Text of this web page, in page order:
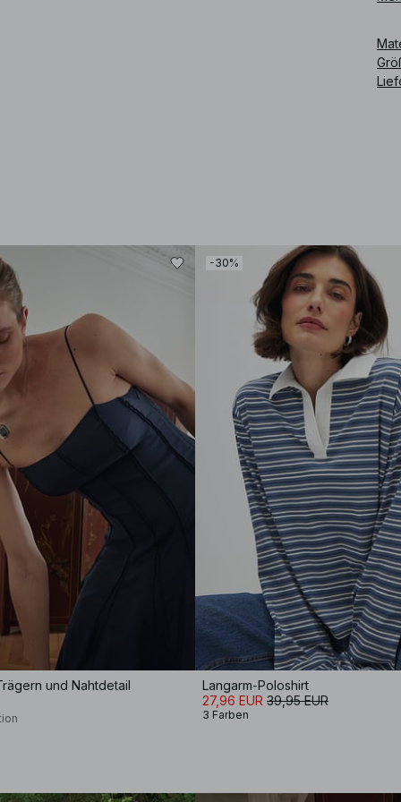
und Nahtdetail
-30%
Langarm-Poloshirt
27,96 EUR 39,95 EUR
3 Farben